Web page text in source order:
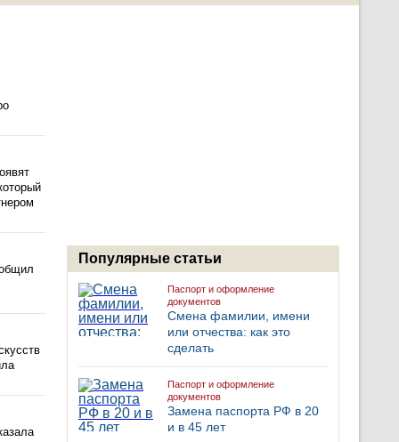
Популярные статьи
Паспорт и оформление
документов
Смена фамилии, имени
или отчества: как это
сделать
Паспорт и оформление
документов
Замена паспорта РФ в 20
и в 45 лет